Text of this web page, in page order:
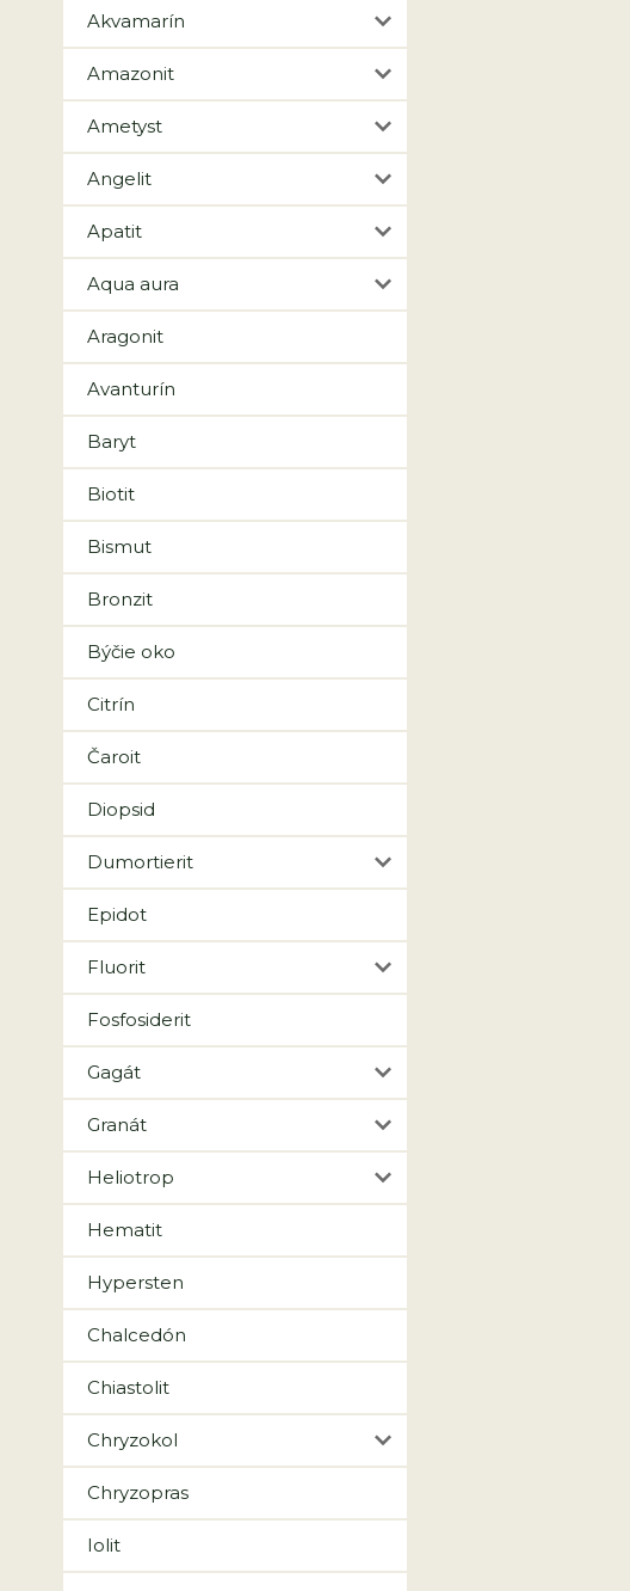
Akvamarín
Amazonit
Ametyst
Angelit
Apatit
Aqua aura
Aragonit
Avanturín
Baryt
Biotit
Bismut
Bronzit
Býčie oko
Citrín
Čaroit
Diopsid
Dumortierit
Epidot
Fluorit
Fosfosiderit
Gagát
Granát
Heliotrop
Hematit
Hypersten
Chalcedón
Chiastolit
Chryzokol
Chryzopras
Iolit